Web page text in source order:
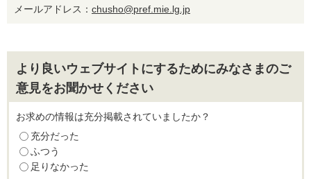
メールアドレス： chusho@pref.mie.lg.jp
より良いウェブサイトにするためにみなさまのご
意見をお聞かせください
お求めの情報は充分掲載されていましたか？
充分だった
ふつう
足りなかった